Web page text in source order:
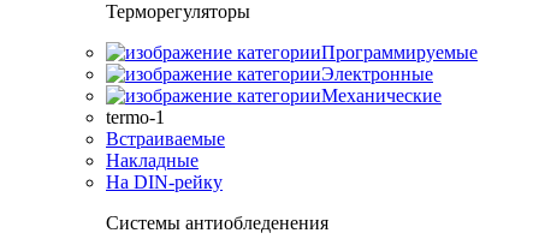
Терморегуляторы
Программируемые
Электронные
Механические
termo-1
Встраиваемые
Накладные
На DIN-рейку
Системы антиобледенения